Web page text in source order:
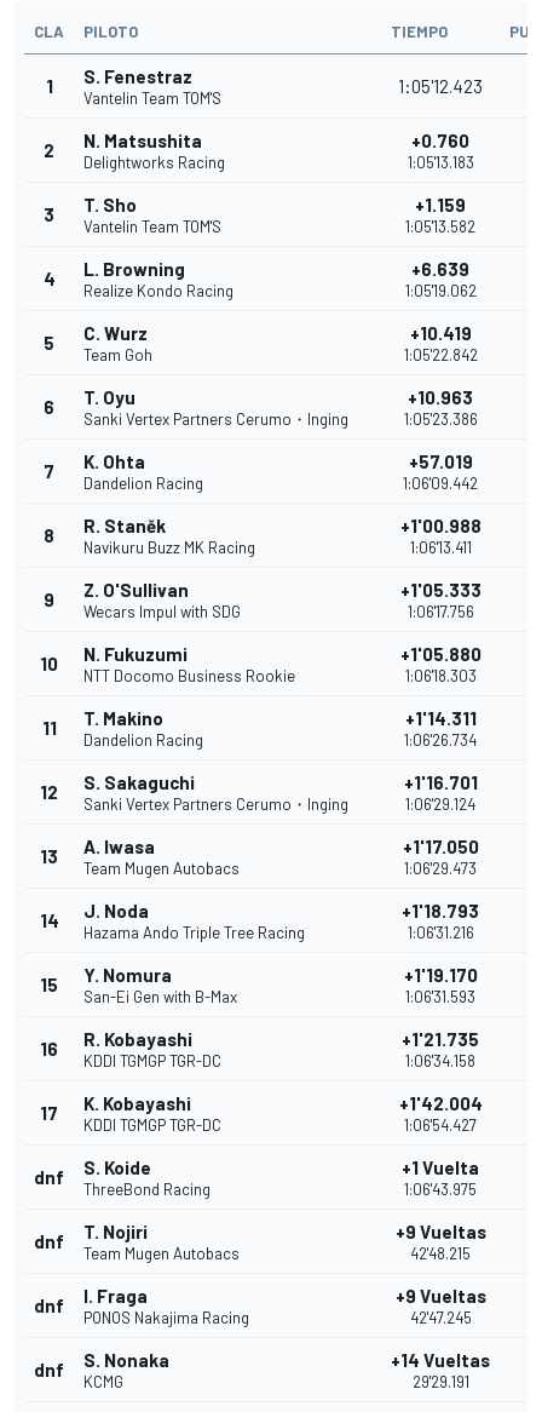
CLA PILOTO TIEMPO
1 S. Fenestraz
Vantelin Team TOM'S
1:05'12.423
2 N. Matsushita
Delightworks Racing
+0.760
1:05'13.183
3 T. Sho
Vantelin Team TOM'S
+1.159
1:05'13.582
4 L. Browning
Realize Kondo Racing
+6.639
1:05'19.062
5 C. Wurz
Team Goh
+10.419
1:05'22.842
6 T. Oyu
Sanki Vertex Partners Cerumo・Inging
+10.963
1:05'23.386
7 K. Ohta
Dandelion Racing
+57.019
1:06'09.442
8 R. Staněk
Navikuru Buzz MK Racing
+1'00.988
1:06'13.411
9 Z. O'Sullivan
Wecars Impul with SDG
+1'05.333
1:06'17.756
10 N. Fukuzumi
NTT Docomo Business Rookie
+1'05.880
1:06'18.303
11 T. Makino
Dandelion Racing
+1'14.311
1:06'26.734
12 S. Sakaguchi
Sanki Vertex Partners Cerumo・Inging
+1'16.701
1:06'29.124
13 A. Iwasa
Team Mugen Autobacs
+1'17.050
1:06'29.473
14 J. Noda
Hazama Ando Triple Tree Racing
+1'18.793
1:06'31.216
15 Y. Nomura
San-Ei Gen with B-Max
+1'19.170
1:06'31.593
16 R. Kobayashi
KDDI TGMGP TGR-DC
+1'21.735
1:06'34.158
17 K. Kobayashi
KDDI TGMGP TGR-DC
+1'42.004
1:06'54.427
dnf S. Koide
ThreeBond Racing
+1 Vuelta
1:06'43.975
dnf T. Nojiri
Team Mugen Autobacs
+9 Vueltas
42'48.215
dnf I. Fraga
PONOS Nakajima Racing
+9 Vueltas
42'47.245
dnf S. Nonaka
KCMG
+14 Vueltas
29'29.191